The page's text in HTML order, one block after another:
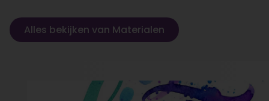
Alles bekijken van Materialen